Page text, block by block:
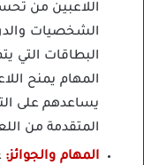
اللاعبين من
الشخصيات
البطاقات التي
المهام يمنح
يساعدهم على
المتقدمة من
المهام والجوائز: